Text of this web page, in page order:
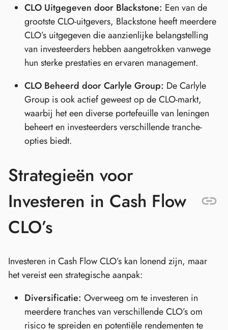
CLO Uitgegeven door Blackstone: Een van de
grootste CLO-uitgevers, Blackstone heeft meerdere
CLO’s uitgegeven die aanzienlijke belangstelling
van investeerders hebben aangetrokken vanwege
hun sterke prestaties en ervaren management.
CLO Beheerd door Carlyle Group: De Carlyle
Group is ook actief geweest op de CLO-markt,
waarbij het een diverse portefeuille van leningen
beheert en investeerders verschillende tranche-
opties biedt.
Strategieën voor
Investeren in Cash Flow
CLO’s
Investeren in Cash Flow CLO’s kan lonend zijn, maar
het vereist een strategische aanpak:
Diversificatie: Overweeg om te investeren in
meerdere tranches van verschillende CLO’s om
risico te spreiden en potentiële rendementen te